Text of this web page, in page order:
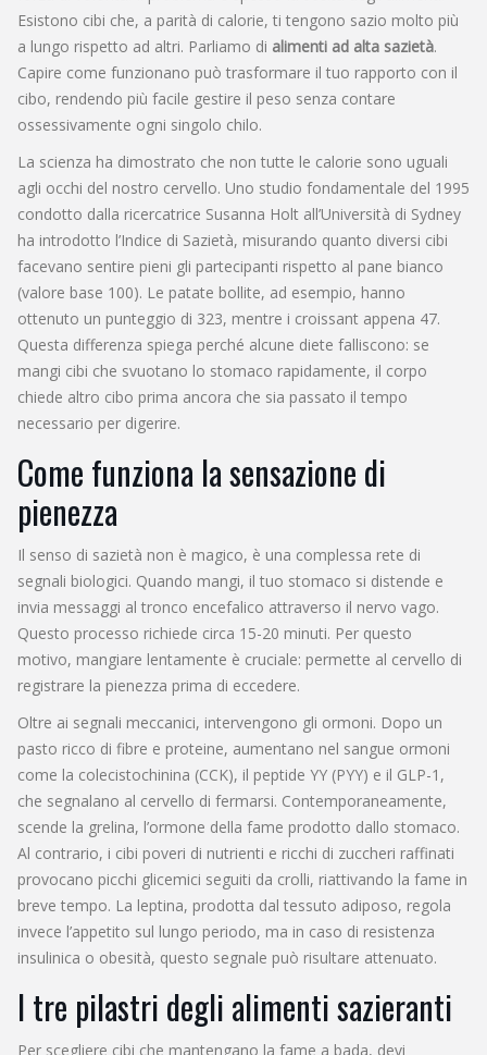
Esistono cibi che, a parità di calorie, ti tengono sazio molto più
a lungo rispetto ad altri. Parliamo di alimenti ad alta sazietà.
Capire come funzionano può trasformare il tuo rapporto con il
cibo, rendendo più facile gestire il peso senza contare
ossessivamente ogni singolo chilo.
La scienza ha dimostrato che non tutte le calorie sono uguali
agli occhi del nostro cervello. Uno studio fondamentale del 1995
condotto dalla ricercatrice Susanna Holt all’Università di Sydney
ha introdotto l’Indice di Sazietà, misurando quanto diversi cibi
facevano sentire pieni gli partecipanti rispetto al pane bianco
(valore base 100). Le patate bollite, ad esempio, hanno
ottenuto un punteggio di 323, mentre i croissant appena 47.
Questa differenza spiega perché alcune diete falliscono: se
mangi cibi che svuotano lo stomaco rapidamente, il corpo
chiede altro cibo prima ancora che sia passato il tempo
necessario per digerire.
Come funziona la sensazione di
pienezza
Il senso di sazietà non è magico, è una complessa rete di
segnali biologici. Quando mangi, il tuo stomaco si distende e
invia messaggi al tronco encefalico attraverso il nervo vago.
Questo processo richiede circa 15-20 minuti. Per questo
motivo, mangiare lentamente è cruciale: permette al cervello di
registrare la pienezza prima di eccedere.
Oltre ai segnali meccanici, intervengono gli ormoni. Dopo un
pasto ricco di fibre e proteine, aumentano nel sangue ormoni
come la colecistochinina (CCK), il peptide YY (PYY) e il GLP-1,
che segnalano al cervello di fermarsi. Contemporaneamente,
scende la grelina, l’ormone della fame prodotto dallo stomaco.
Al contrario, i cibi poveri di nutrienti e ricchi di zuccheri raffinati
provocano picchi glicemici seguiti da crolli, riattivando la fame in
breve tempo. La leptina, prodotta dal tessuto adiposo, regola
invece l’appetito sul lungo periodo, ma in caso di resistenza
insulinica o obesità, questo segnale può risultare attenuato.
I tre pilastri degli alimenti sazieranti
Per scegliere cibi che mantengano la fame a bada, devi